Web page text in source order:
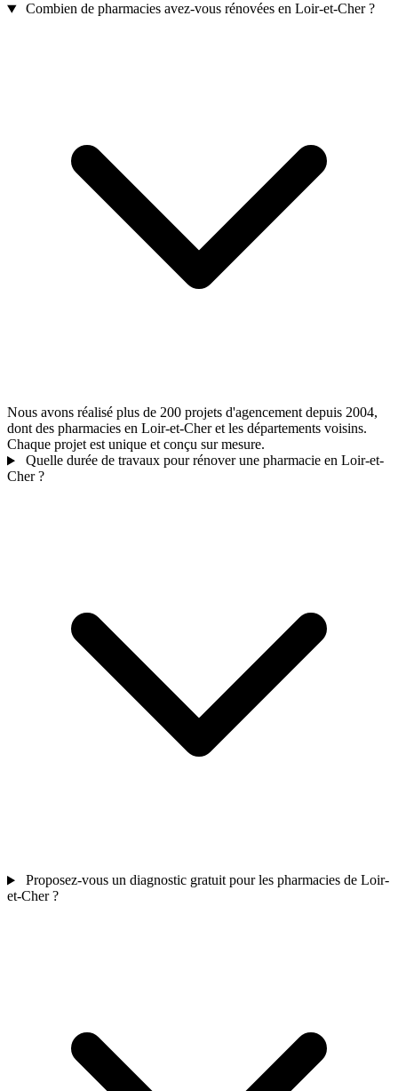
Combien de pharmacies avez-vous rénovées en Loir-et-Cher ?
Nous avons réalisé plus de 200 projets d'agencement depuis 2004,
dont des pharmacies en Loir-et-Cher et les départements voisins.
Chaque projet est unique et conçu sur mesure.
Quelle durée de travaux pour rénover une pharmacie en Loir-et-
Cher ?
Proposez-vous un diagnostic gratuit pour les pharmacies de Loir-
et-Cher ?